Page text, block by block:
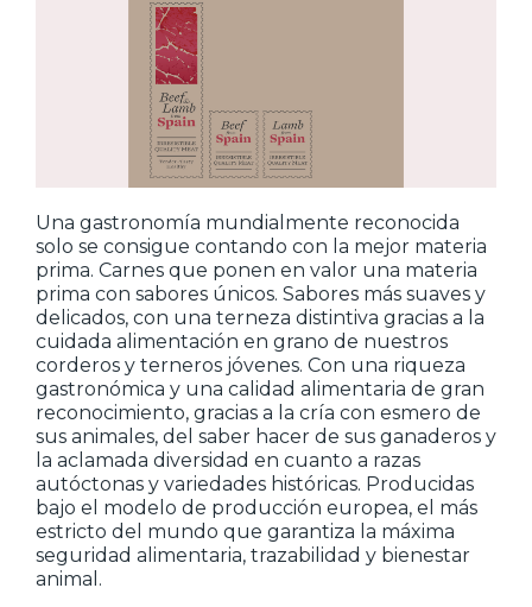
Una gastronomía mundialmente reconocida
solo se consigue contando con la mejor materia
prima. Carnes que ponen en valor una materia
prima con sabores únicos. Sabores más suaves y
delicados, con una terneza distintiva gracias a la
cuidada alimentación en grano de nuestros
corderos y terneros jóvenes. Con una riqueza
gastronómica y una calidad alimentaria de gran
reconocimiento, gracias a la cría con esmero de
sus animales, del saber hacer de sus ganaderos y
la aclamada diversidad en cuanto a razas
autóctonas y variedades históricas. Producidas
bajo el modelo de producción europea, el más
estricto del mundo que garantiza la máxima
seguridad alimentaria, trazabilidad y bienestar
animal.